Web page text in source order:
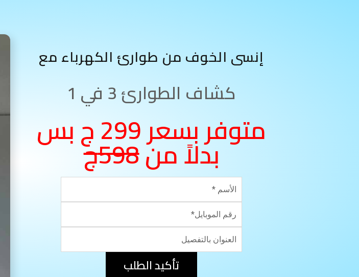
إنسى الخوف من طوارئ الكهرباء مع
متوفر بسعر 299 ج بس
بدلاً من598ج
تأكيد الطلب